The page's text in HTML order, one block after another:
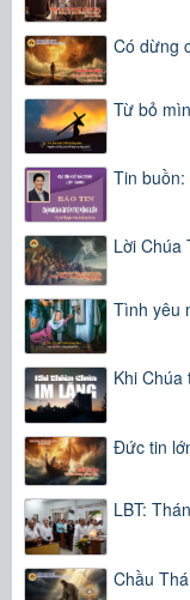
Có dừng
Từ bỏ
Tin buồn:
Lời Chúa
Tình yêu
Khi Chúa
Đức tin
LBT:
Chầu